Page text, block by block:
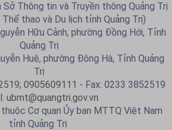
Thông tin và Truyền thông Quảng Trị
Thể thao và Du lịch tỉnh Quảng Trị)
Hữu Cảnh, phường Đồng Hới, Tỉnh
Quảng Trị
Huệ, phường Đông Hà, Tỉnh Quảng
Trị
0905609111 - Fax: 0233 3852519
ubmt@quangtri.gov.vn
Cơ quan Ủy ban MTTQ Việt Nam
tỉnh Quảng Trị